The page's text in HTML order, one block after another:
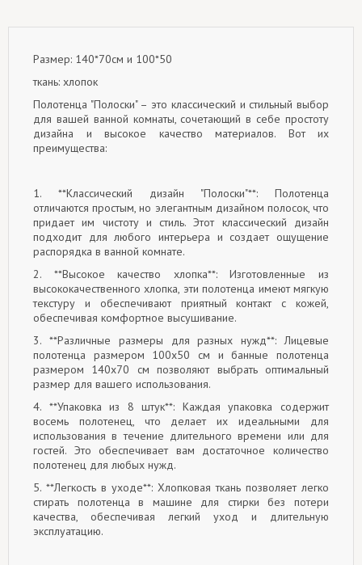
Размер: 140*70см и 100*50
ткань: хлопок
Полотенца "Полоски" – это классический и стильный выбор
для вашей ванной комнаты, сочетающий в себе простоту
дизайна и высокое качество материалов. Вот их
преимущества:
1. **Классический дизайн "Полоски"**: Полотенца
отличаются простым, но элегантным дизайном полосок, что
придает им чистоту и стиль. Этот классический дизайн
подходит для любого интерьера и создает ощущение
распорядка в ванной комнате.
2. **Высокое качество хлопка**: Изготовленные из
высококачественного хлопка, эти полотенца имеют мягкую
текстуру и обеспечивают приятный контакт с кожей,
обеспечивая комфортное высушивание.
3. **Различные размеры для разных нужд**: Лицевые
полотенца размером 100x50 см и банные полотенца
размером 140x70 см позволяют выбрать оптимальный
размер для вашего использования.
4. **Упаковка из 8 штук**: Каждая упаковка содержит
восемь полотенец, что делает их идеальными для
использования в течение длительного времени или для
гостей. Это обеспечивает вам достаточное количество
полотенец для любых нужд.
5. **Легкость в уходе**: Хлопковая ткань позволяет легко
стирать полотенца в машине для стирки без потери
качества, обеспечивая легкий уход и длительную
эксплуатацию.